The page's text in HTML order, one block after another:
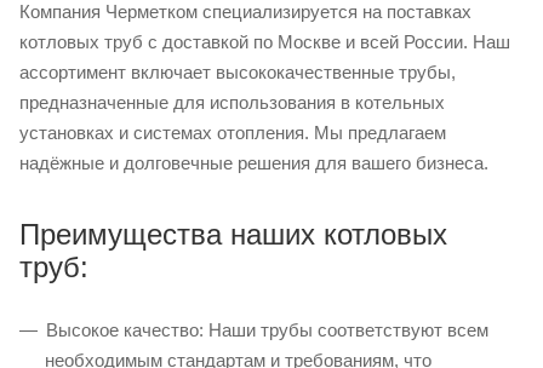
Компания Черметком специализируется на поставках
котловых труб с доставкой по Москве и всей России. Наш
ассортимент включает высококачественные трубы,
предназначенные для использования в котельных
установках и системах отопления. Мы предлагаем
надёжные и долговечные решения для вашего бизнеса.
Преимущества наших котловых
труб:
Высокое качество: Наши трубы соответствуют всем
необходимым стандартам и требованиям, что